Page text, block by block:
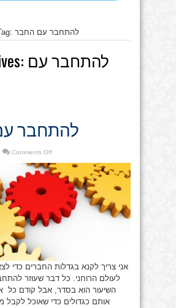
להתחבר עם החבר
להתחבר עם
להתחבר
Comments Offon
עם
החבר
אני צריך לקנא בגדלות החברים כדי
לעולם הרוחני. כל דבר שעוזר
השיעור הוא בסדר, אבל קודם כל
אותם כגדולים כדי שאוכל לקבל